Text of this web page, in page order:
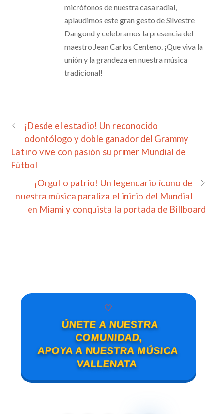
micrófonos de nuestra casa radial,
aplaudimos este gran gesto de Silvestre
Dangond y celebramos la presencia del
maestro Jean Carlos Centeno. ¡Que viva la
unión y la grandeza en nuestra música
tradicional!
¡Desde el estadio! Un reconocido
odontólogo y doble ganador del Grammy
Latino vive con pasión su primer Mundial de
Fútbol
¡Orgullo patrio! Un legendario ícono de
nuestra música paraliza el inicio del Mundial
en Miami y conquista la portada de Billboard
🤍
ÚNETE A NUESTRA
COMUNIDAD,
APOYA A NUESTRA MÚSICA
VALLENATA